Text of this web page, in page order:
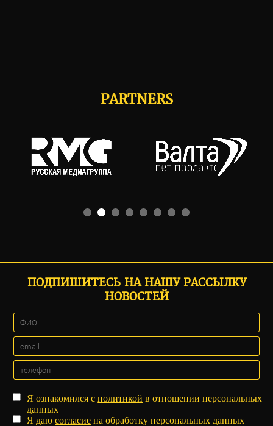
PARTNERS
ПОДПИШИТЕСЬ НА НАШУ РАССЫЛКУ
НОВОСТЕЙ
Я ознакомился сполитикой в отношении персональных
данных
Я даюсогласие на обработку персональных данных